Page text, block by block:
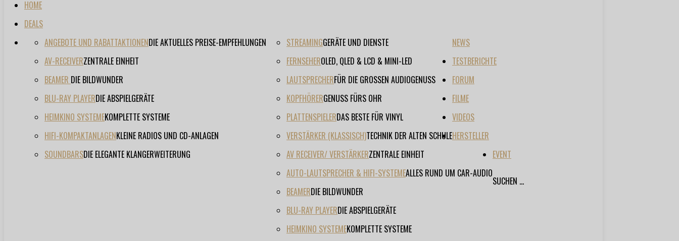
HOME
DEALS
NEWS
ANGEBOTE UND RABATTAKTIONENDIE AKTUELLES PREISE-EMPFEHLUNGEN
AV-RECEIVERZENTRALE EINHEIT
BEAMER DIE BILDWUNDER
BLU-RAY PLAYERDIE ABSPIELGERÄTE
HEIMKINO SYSTEMEKOMPLETTE SYSTEME
HIFI-KOMPAKTANLAGENKLEINE RADIOS UND CD-ANLAGEN
SOUNDBARSDIE ELEGANTE KLANGERWEITERUNG
STREAMINGGERÄTE UND DIENSTE
FERNSEHEROLED, QLED & LCD & MINI-LED
LAUTSPRECHERFÜR DIE GROSSEN AUDIOGENUSS
KOPFHÖRERGENUSS FÜRS OHR
PLATTENSPIELERDAS BESTE FÜR VINYL
VERSTÄRKER (KLASSISCH)TECHNIK DER ALTEN SCHULE
TESTBERICHTE
AV RECEIVER/ VERSTÄRKERZENTRALE EINHEIT
AUTO-LAUTSPRECHER & HIFI-SYSTEMEALLES RUND UM CAR-AUDIO
BEAMERDIE BILDWUNDER
BLU-RAY PLAYERDIE ABSPIELGERÄTE
HEIMKINO SYSTEMEKOMPLETTE SYSTEME
FORUM
FILME
VIDEOS
HERSTELLER
EVENT
SUCHEN ...